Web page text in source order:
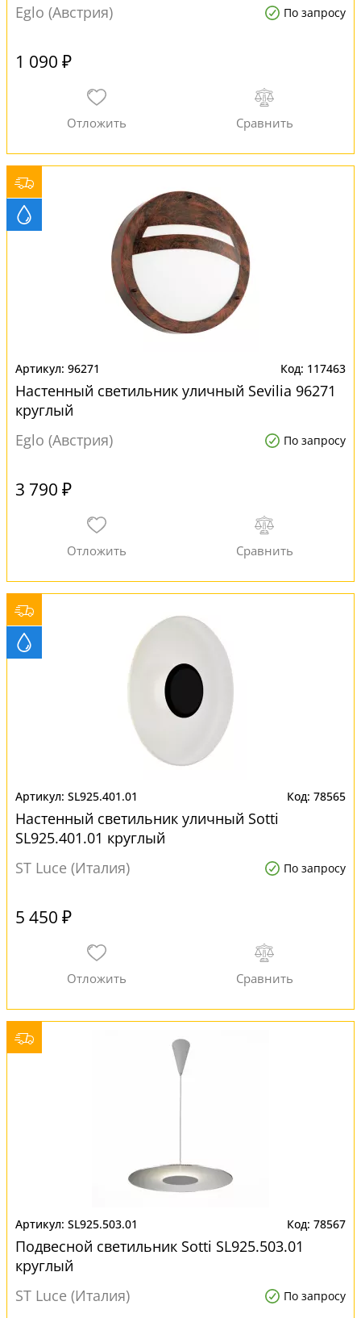
Eglo (Австрия)
По запросу
1 090 ₽
96271 117463
Настенный светильник уличный Sevilia 96271
круглый
Eglo (Австрия)
По запросу
3 790 ₽
SL925.401.01 78565
Настенный светильник уличный Sotti
SL925.401.01 круглый
ST Luce (Италия)
По запросу
5 450 ₽
SL925.503.01 78567
Подвесной светильник Sotti SL925.503.01
круглый
ST Luce (Италия)
По запросу